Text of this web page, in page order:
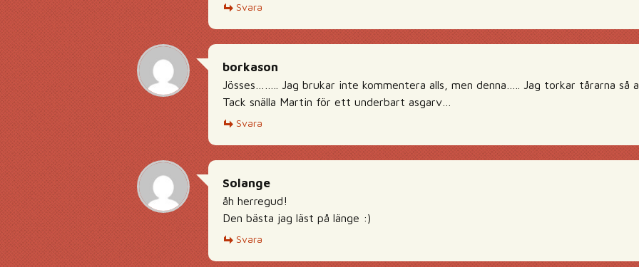
Svara
borkason
Jösses…….. Jag brukar inte kommentera alls, men denna….. Jag torkar tårarna så
Tack snälla Martin för ett underbart asgarv…
Svara
Solange
åh herregud!
Den bästa jag läst på länge :)
Svara